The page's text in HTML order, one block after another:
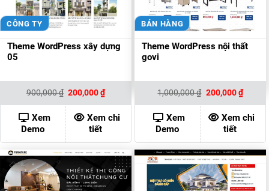
CÔNG TY
Theme WordPress xây dựng
05
900,000₫ Giá
gốc
là:
900,000 ₫.
200,000₫Giá
hiện
tại
là:
200,000 ₫.
Xem
Demo
Xem chi
tiết
BÁN HÀNG
Theme WordPress nội thất
govi
1,000,000₫ Giá
gốc
là:
1,000,000 ₫.
200,000₫Giá
hiện
tại
là:
Xem
Demo
Xem chi
tiết